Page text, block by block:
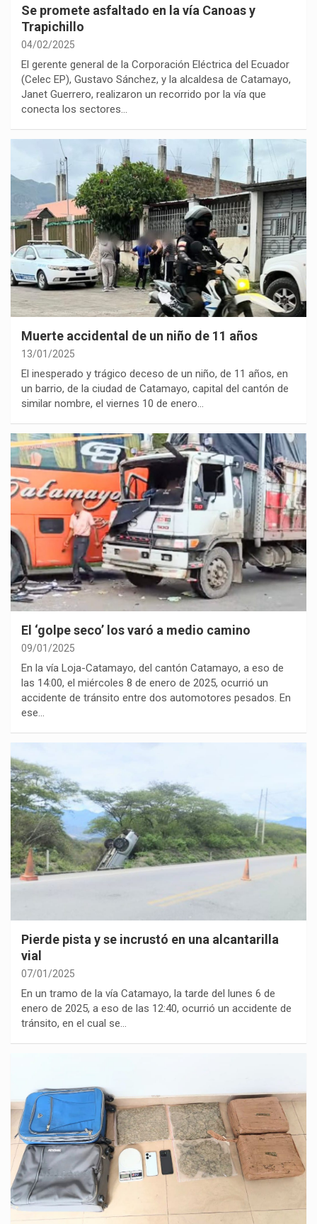
Se promete asfaltado en la vía Canoas y
Trapichillo
04/02/2025
El gerente general de la Corporación Eléctrica del Ecuador
(Celec EP), Gustavo Sánchez, y la alcaldesa de Catamayo,
Janet Guerrero, realizaron un recorrido por la vía que
conecta los sectores…
Muerte accidental de un niño de 11 años
13/01/2025
El inesperado y trágico deceso de un niño, de 11 años, en
un barrio, de la ciudad de Catamayo, capital del cantón de
similar nombre, el viernes 10 de enero…
El ‘golpe seco’ los varó a medio camino
09/01/2025
En la vía Loja-Catamayo, del cantón Catamayo, a eso de
las 14:00, el miércoles 8 de enero de 2025, ocurrió un
accidente de tránsito entre dos automotores pesados. En
ese…
Pierde pista y se incrustó en una alcantarilla
vial
07/01/2025
En un tramo de la vía Catamayo, la tarde del lunes 6 de
enero de 2025, a eso de las 12:40, ocurrió un accidente de
tránsito, en el cual se…